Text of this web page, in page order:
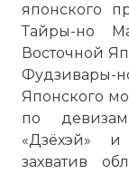
японского
Тайры-но
Восточной
Японского
по
«Дзёхэй» и
захватив